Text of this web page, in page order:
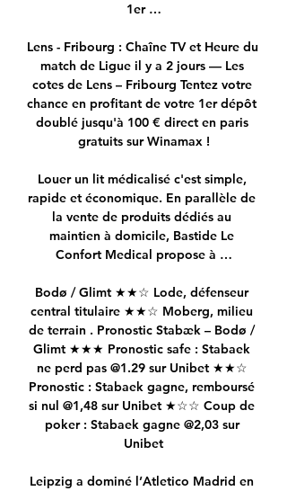
1er …
Lens - Fribourg : Chaîne TV et Heure du
match de Ligue il y a 2 jours — Les
cotes de Lens – Fribourg Tentez votre
chance en profitant de votre 1er dépôt
doublé jusqu'à 100 € direct en paris
gratuits sur Winamax !
Louer un lit médicalisé c'est simple,
rapide et économique. En parallèle de
la vente de produits dédiés au
maintien à domicile, Bastide Le
Confort Medical propose à …
Bodø / Glimt ★★☆ Lode, défenseur
central titulaire ★★☆ Moberg, milieu
de terrain . Pronostic Stabæk – Bodø /
Glimt ★★★ Pronostic safe : Stabaek
ne perd pas @1.29 sur Unibet ★★☆
Pronostic : Stabaek gagne, remboursé
si nul @1,48 sur Unibet ★☆☆ Coup de
poker : Stabaek gagne @2,03 sur
Unibet
Leipzig a dominé l’Atletico Madrid en